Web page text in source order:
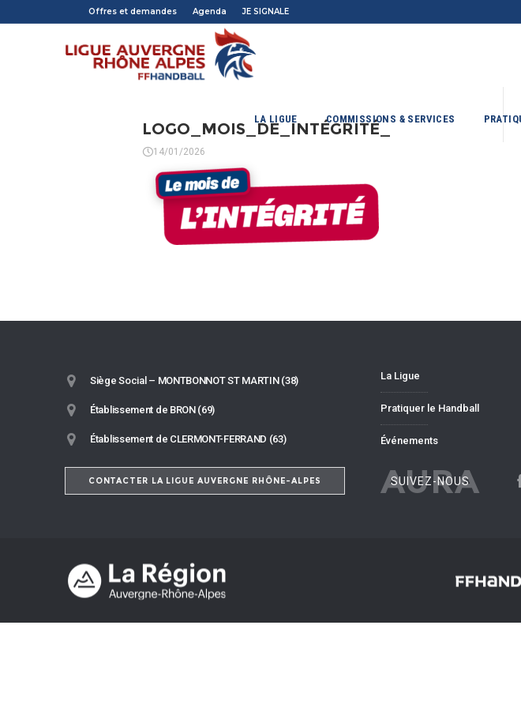
Offres et demandes Agenda JE SIGNALE
LA LIGUE COMMISSIONS & SERVICES
LOGO_MOIS_DE_INTÉGRITÉ_
14/01/2026
Siège Social – MONTBONNOT ST MARTIN (38)
Établissement de BRON (69)
Établissement de CLERMONT-FERRAND (63)
CONTACTER LA LIGUE AUVERGNE RHÔNE-ALPES
La Ligue
Pratiquer le Handball
Événements
AURA
SUIVEZ-NOUS